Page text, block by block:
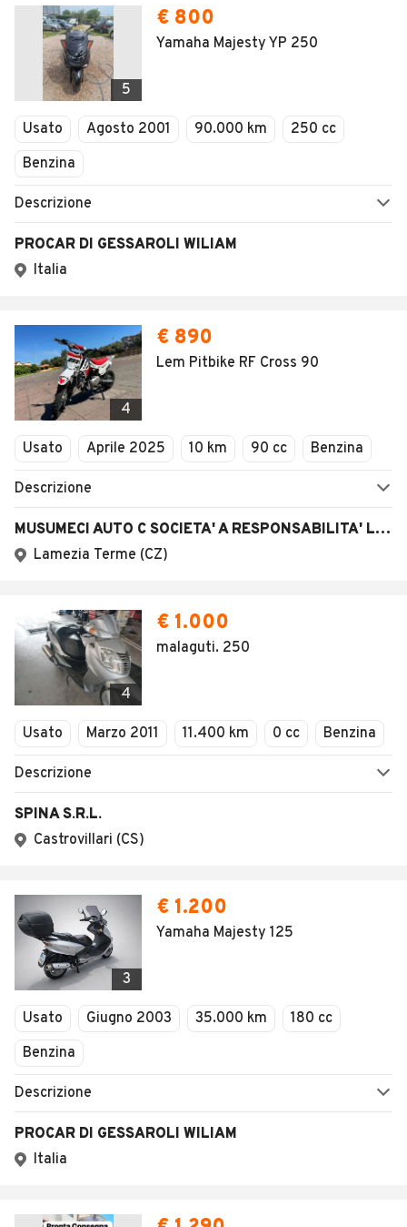
5
€ 800
Yamaha Majesty YP 250
Usato Agosto 2001 90.000 km
250 cc
Benzina
Descrizione
PROCAR DI GESSAROLI WILIAM
Italia
4
€ 890
Lem Pitbike RF Cross 90
Usato Aprile 2025 10 km 90 cc Benzina
Descrizione
MUSUMECI AUTO C SOCIETA' A RESPONSABILITA' LIMITATA
Lamezia Terme (CZ)
4
€ 1.000
malaguti. 250
Usato Marzo 2011 11.400 km 0 cc Benzina
Descrizione
SPINA S.R.L.
Castrovillari (CS)
3
€ 1.200
Yamaha Majesty 125
Usato Giugno 2003 35.000 km
180 cc
Benzina
Descrizione
PROCAR DI GESSAROLI WILIAM
Italia